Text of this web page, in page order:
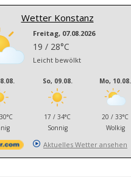
Wetter Konstanz
Freitag, 07.08.2026
19 / 28°C
Leicht bewölkt
So, 09.08.
17 / 34°C
Sonnig
Mo, 10.08.
20 / 33°C
Wolkig
Aktuelles Wetter ansehen